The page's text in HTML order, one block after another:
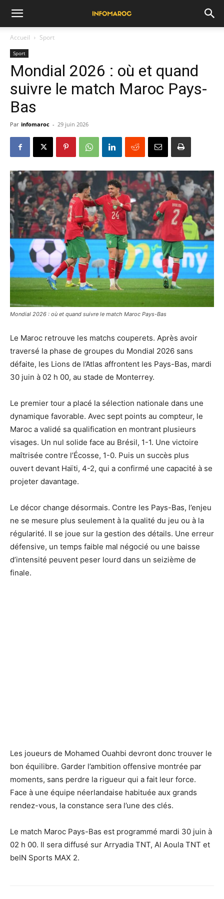
Accueil Sport
Sport
Mondial 2026 : où et quand
suivre le match Maroc Pays-
Bas
Par infomaroc - 29 juin 2026
Mondial 2026 : où et quand suivre le match Maroc Pays-Bas
Le Maroc retrouve les matchs couperets. Après avoir
traversé la phase de groupes du Mondial 2026 sans
défaite, les Lions de l’Atlas affrontent les Pays-Bas, mardi
30 juin à 02 h 00, au stade de Monterrey.
Le premier tour a placé la sélection nationale dans une
dynamique favorable. Avec sept points au compteur, le
Maroc a validé sa qualification en montrant plusieurs
visages. Un nul solide face au Brésil, 1-1. Une victoire
maîtrisée contre l’Écosse, 1-0. Puis un succès plus
ouvert devant Haïti, 4-2, qui a confirmé une capacité à se
projeter davantage.
Le décor change désormais. Contre les Pays-Bas, l’enjeu
ne se mesure plus seulement à la qualité du jeu ou à la
régularité. Il se joue sur la gestion des détails. Une erreur
défensive, un temps faible mal négocié ou une baisse
d’intensité peuvent peser lourd dans un seizième de
finale.
Les joueurs de Mohamed Ouahbi devront donc trouver le
bon équilibre. Garder l’ambition offensive montrée par
moments, sans perdre la rigueur qui a fait leur force.
Face à une équipe néerlandaise habituée aux grands
rendez-vous, la constance sera l’une des clés.
Le match Maroc Pays-Bas est programmé mardi 30 juin à
02 h 00. Il sera diffusé sur Arryadia TNT, Al Aoula TNT et
beIN Sports MAX 2.